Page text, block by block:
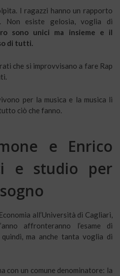
I ragazzi hanno un rapporto
Non esiste gelosia, voglia di
sono unici ma insieme e il
di tutti.
che si improvvisano a fare Rap
per la musica e la musica li
ciò che fanno.
e Enrico
e studio per
all’Università di Cagliari,
affronteranno l’esame di
ma anche tanta voglia di
con un comune denominatore: la